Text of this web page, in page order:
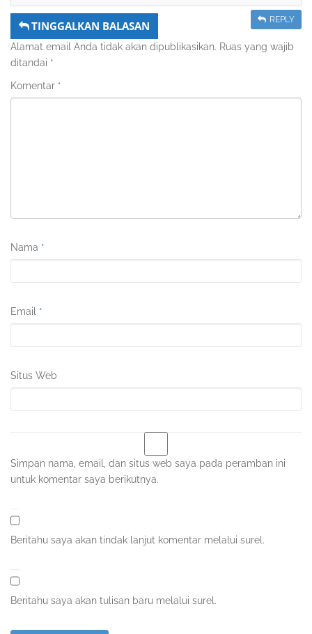
REPLY
TINGGALKAN BALASAN
Alamat email Anda tidak akan dipublikasikan. Ruas yang wajib
ditandai *
Komentar *
Nama *
Email *
Situs Web
Simpan nama, email, dan situs web saya pada peramban ini
untuk komentar saya berikutnya.
Beritahu saya akan tindak lanjut komentar melalui surel.
Beritahu saya akan tulisan baru melalui surel.